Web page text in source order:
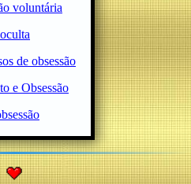
voluntária
de obsessão
e Obsessão